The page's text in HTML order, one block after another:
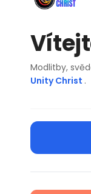
Modlitby,
Unity Christ .